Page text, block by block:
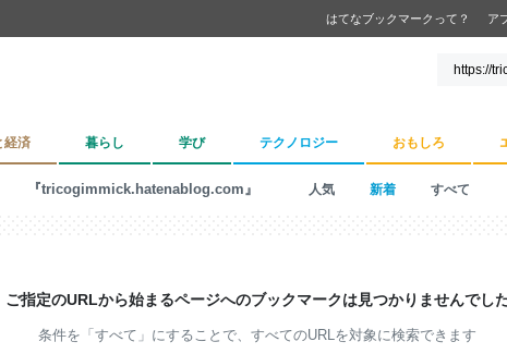
はてなブックマークって？ ア
経済 暮らし 学び テクノロジー おもしろ
『tricogimmick.hatenablog.com』 人気 新着 すべて
ご指定のURLから始まるページへのブックマークは見つかりませんでし
条件を「すべて」にすることで、 すべてのURLを対象に検索できます